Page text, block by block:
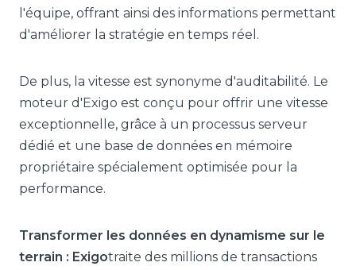
l'équipe, offrant ainsi des informations permettant
d'améliorer la stratégie en temps réel.
De plus, la vitesse est synonyme d'auditabilité. Le
moteur d'Exigo est conçu pour offrir une vitesse
exceptionnelle, grâce à un processus serveur
dédié et une base de données en mémoire
propriétaire spécialement optimisée pour la
performance.
Transformer les données en dynamisme sur le
terrain : Exigotraite des millions de transactions